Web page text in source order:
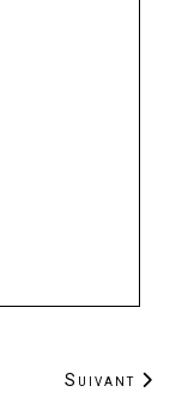
de la Louvière
Article
Suivant